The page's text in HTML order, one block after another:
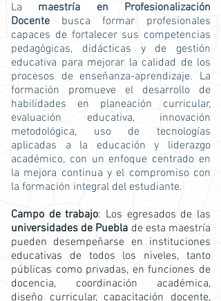
La maestría en Profesionalización
Docente busca formar profesionales
capaces de fortalecer sus competencias
pedagógicas, didácticas y de gestión
educativa para mejorar la calidad de los
procesos de enseñanza-aprendizaje. La
formación promueve el desarrollo de
habilidades en planeación curricular,
evaluación educativa, innovación
metodológica, uso de tecnologías
aplicadas a la educación y liderazgo
académico, con un enfoque centrado en
la mejora continua y el compromiso con
la formación integral del estudiante.
Campo de trabajo: Los egresados de las
universidades de Puebla de esta maestría
pueden desempeñarse en instituciones
educativas de todos los niveles, tanto
públicas como privadas, en funciones de
docencia, coordinación académica,
diseño curricular, capacitación docente,